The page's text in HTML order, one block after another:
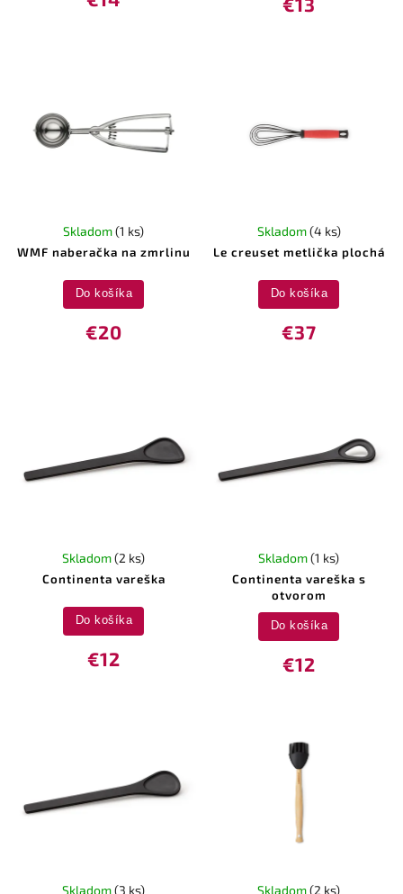
WMF naberačka na zmrlinu
Skladom(1 ks)
€20
Do košíka
Le creuset metlička plochá
Skladom(4 ks)
€37
Do košíka
Continenta vareška
Skladom(2 ks)
€12
Do košíka
Continenta vareška s
otvorom
Skladom(1 ks)
€12
Do košíka
Skladom(3 ks) Skladom(2 ks)